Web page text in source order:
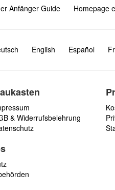
Anfänger Guide Homepage
English Español
& Widerrufsbelehrung